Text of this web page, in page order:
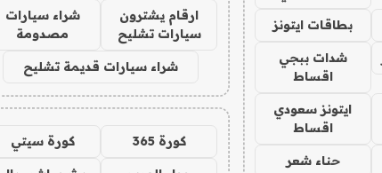
بطاقات ايتونز
شدات ببجي
اقساط
ايتونز سعودي
اقساط
حناء شعر
ارقام يشترون
سيارات تشليح
شراء سيارات
مصدومة
شراء سيارات قديمة تشليح
كورة 365 كورة سيتي